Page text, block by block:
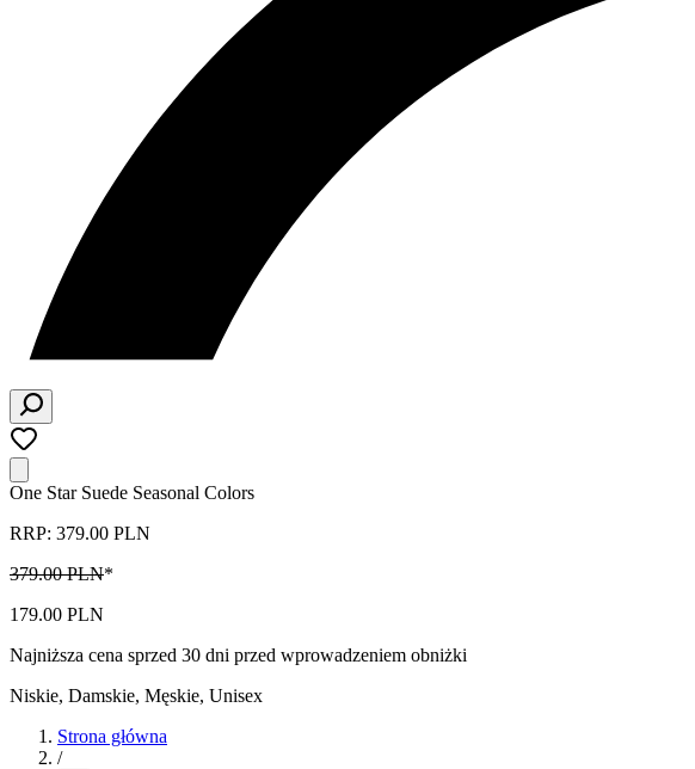
One Star Suede Seasonal Colors
RRP: 379.00 PLN
379.00 PLN*
179.00 PLN
Najniższa cena sprzed 30 dni przed wprowadzeniem obniżki
Niskie, Damskie, Męskie, Unisex
Strona główna
/